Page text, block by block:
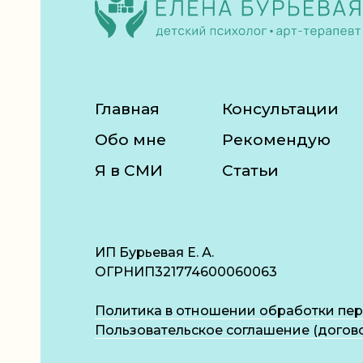
Главная
Обо мне
Я в СМИ
Консультации
Рекомендую
Статьи
ИП Бурьевая Е. А.
ОГРНИП321774600060063
Политика в отношении обработки
Пользовательское соглашение